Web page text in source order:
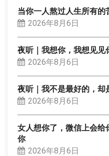
当你一人熬过人生所有
2026年8月6日
夜听｜我想你，我想见见
2026年8月6日
夜听｜我不是最好的，却
2026年8月6日
女人想你了，微信上会
你
2026年8月6日